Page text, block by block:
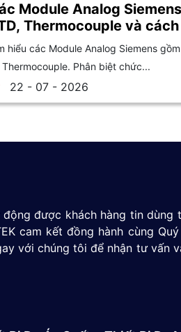
Module Analog
Thermocouple và
hiểu các Module Analog Siemens gồm
Phân biệt chức...
22 - 07 - 2026
được khách hàng tin dùng
cam kết đồng hành cùng Quý
với chúng tôi để nhận tư vấn